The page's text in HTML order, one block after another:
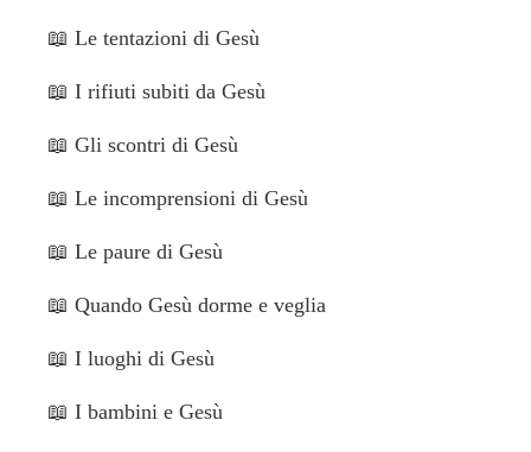
📖 Le tentazioni di Gesù
📖 I rifiuti subiti da Gesù
📖 Gli scontri di Gesù
📖 Le incomprensioni di Gesù
📖 Le paure di Gesù
📖 Quando Gesù dorme e veglia
📖 I luoghi di Gesù
📖 I bambini e Gesù